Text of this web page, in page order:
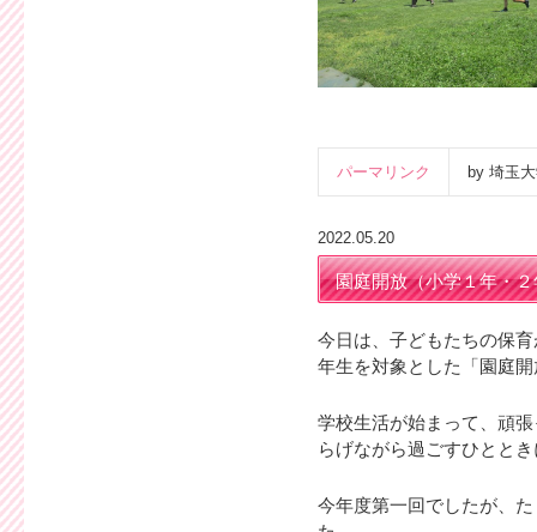
パーマリンク by 埼玉
2022.05.20
園庭開放（小学１年・
今日は、子どもたちの保
年生を対象とした「園庭
学校生活が始まって、頑
らげながら過ごすひとと
今年度第一回でしたが、